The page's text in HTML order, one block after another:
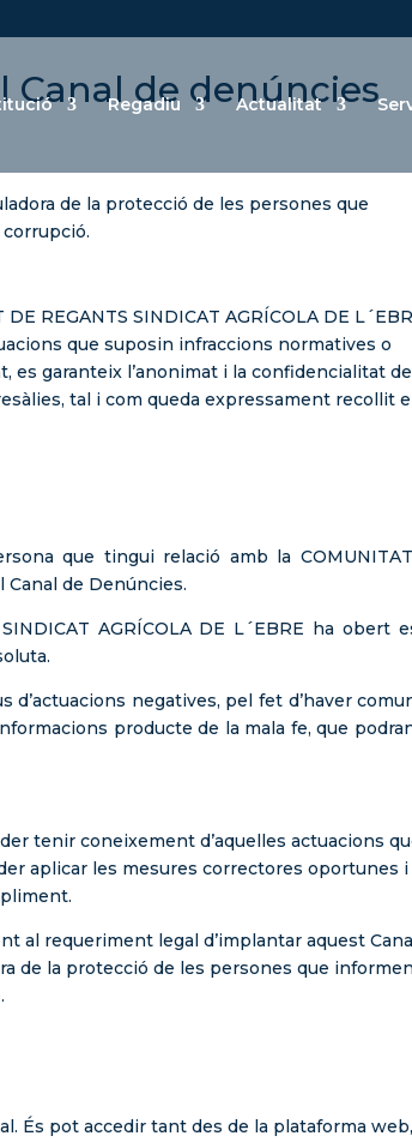
Regadiu Actualitat
Canal de denúncies
de la protecció de les persones que
REGANTS SINDICAT AGRÍCOLA DE
que suposin infraccions normatives o
es garanteix l’anonimat i la confidencialitat de
tal i com queda expressament recollit
que tingui relació amb la
Canal de Denúncies.
AGRÍCOLA DE L´EBRE ha obert
negatives, pel fet d’haver
producte de la mala fe, que
tenir coneixement d’aquelles actuacions
aplicar les mesures correctores oportunes i
al requeriment legal d’implantar aquest
de la protecció de les persones que informen
És pot accedir tant des de la plataforma web,